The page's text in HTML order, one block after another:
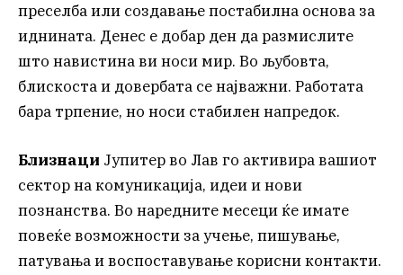
преселба или создавање постабилна основа за
иднината. Денес е добар ден да размислите
што навистина ви носи мир. Во љубовта,
блискоста и довербата се најважни. Работата
бара трпение, но носи стабилен напредок.
Близнаци Јупитер во Лав го активира вашиот
сектор на комуникација, идеи и нови
познанства. Во наредните месеци ќе имате
повеќе возможности за учење, пишување,
патувања и воспоставување корисни контакти.